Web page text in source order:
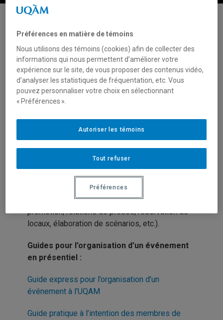
Service des communications
Organisation d’un
événement en présentiel
ou virtuel
ÉTUDIANTS PARTENAIRES PERSONNEL
conseil pour l’organisation de congrès,
colloques, conférences et autres événements
facultaires et institutionnels, qu’il s’agisse de
logistique ou de communications (protocole,
promotion, relations de presse, réservation de
locaux, élaboration de scénarios, etc.).
Guides pour l’organisation d’un événement
en présentiel :
Guide express pour l’organisation d’un
événement à l’UQAM
Guide pratique à l’intention des membres de
Préférences en matière de témoins
Nous utilisons des témoins (cookies) afin de collecter des
informations qui nous permettent d’améliorer votre
expérience sur le site, de vous proposer des contenus vidéo,
d’analyser les statistiques de fréquentation, etc. Vous
pouvez personnaliser votre choix en sélectionnant
« Préférences ».
Tout refuser
Autoriser les témoins
Préférences